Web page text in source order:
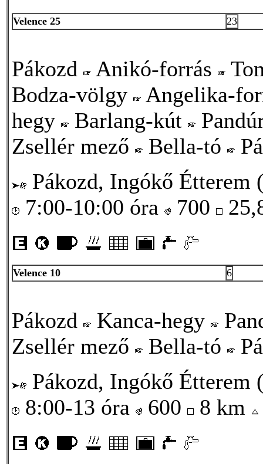
Velence 25 23
Pákozd Anikó-forrás
Bodza-völgy
Angelika-
hegy
Barlang-kút
Zsellér mező
Bella-tó
Pákozd, Ingókő Étterem
7:00-10:00 óra
700
Velence 10 6
Pákozd Kanca-hegy
Zsellér mező
Bella-tó
Pákozd, Ingókő Étterem
8:00-13 óra
600 8 km